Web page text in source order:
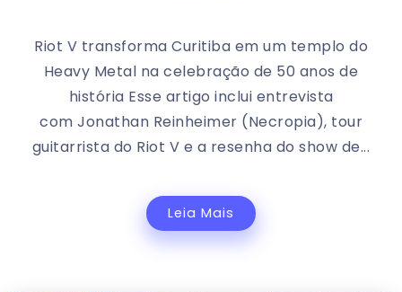
Riot V transforma Curitiba em um templo do
Heavy Metal na celebração de 50 anos de
história Esse artigo inclui entrevista
com Jonathan Reinheimer (Necropia), tour
guitarrista do Riot V e a resenha do show de...
Leia Mais